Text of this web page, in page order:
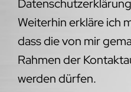
Weiterhin erkläre ich
dass die von mir
Rahmen der
werden dürfen.